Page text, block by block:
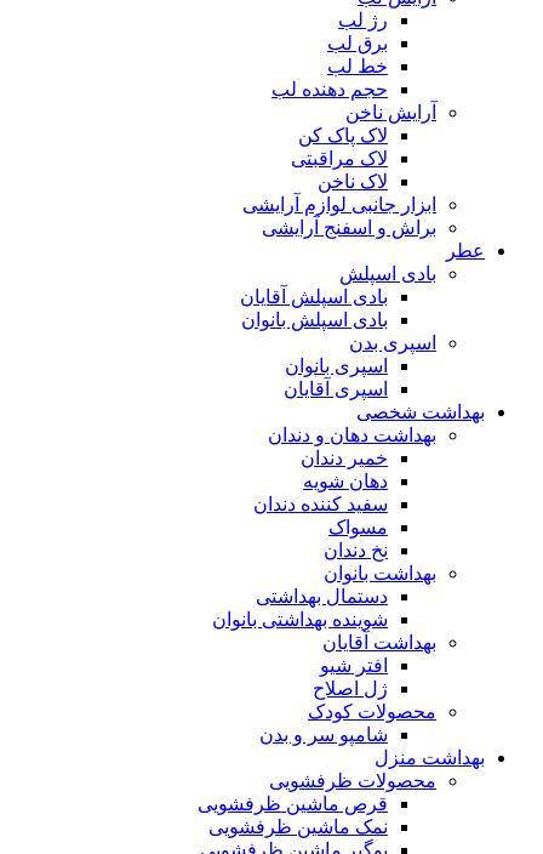
رژ لب
برق لب
خط لب
حجم دهنده لب
آرایش ناخن
لاک پاک کن
لاک مراقبتی
لاک ناخن
ابزار جانبی لوازم آرایشی
براش و اسفنج آرایشی
عطر
بادی اسپلش
بادی اسپلش آقایان
بادی اسپلش بانوان
اسپری بدن
اسپری بانوان
اسپری آقایان
بهداشت شخصی
بهداشت دهان و دندان
خمیر دندان
دهان شویه
سفید کننده دندان
مسواک
نخ دندان
بهداشت بانوان
دستمال بهداشتی
شوینده بهداشتی بانوان
بهداشت آقایان
افتر شیو
ژل اصلاح
محصولات کودک
شامپو سر و بدن
بهداشت منزل
محصولات ظرفشویی
قرص ماشین ظرفشویی
نمک ماشین ظرفشویی